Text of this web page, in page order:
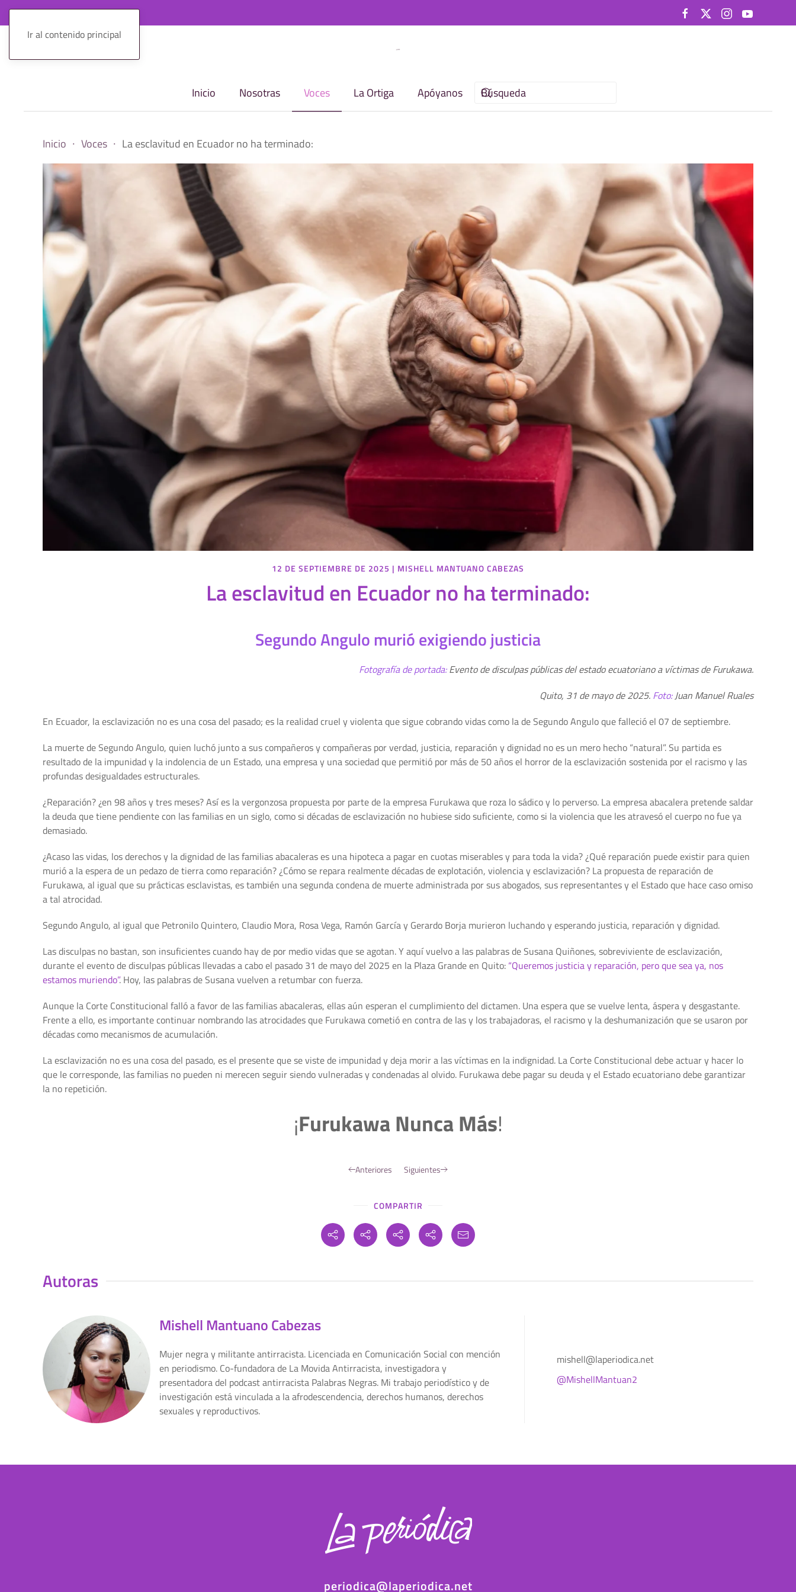
Ir al contenido principal
Inicio Nosotras Voces La Ortiga Apóyanos
Inicio Voces La esclavitud en Ecuador no ha terminado:
12 DE SEPTIEMBRE DE 2025 | MISHELL MANTUANO CABEZAS
La esclavitud en Ecuador no ha terminado:
Segundo Angulo murió exigiendo justicia
Fotografía de portada:Evento de disculpas públicas del estado ecuatoriano a víctimas de Furukawa.
Quito, 31 de mayo de 2025. Foto:Juan Manuel Ruales
En Ecuador, la esclavización no es una cosa del pasado; es la realidad cruel y violenta que sigue cobrando vidas como la de Segundo Angulo que falleció el 07 de septiembre.
La muerte de Segundo Angulo, quien luchó junto a sus compañeros y compañeras por verdad, justicia, reparación y dignidad no es un mero hecho “natural”. Su partida es
resultado de la impunidad y la indolencia de un Estado, una empresa y una sociedad que permitió por más de 50 años el horror de la esclavización sostenida por el racismo y las
profundas desigualdades estructurales.
¿Reparación? ¿en 98 años y tres meses? Así es la vergonzosa propuesta por parte de la empresa Furukawa que roza lo sádico y lo perverso. La empresa abacalera pretende saldar
la deuda que tiene pendiente con las familias en un siglo, como si décadas de esclavización no hubiese sido suficiente, como si la violencia que les atravesó el cuerpo no fue ya
demasiado.
¿Acaso las vidas, los derechos y la dignidad de las familias abacaleras es una hipoteca a pagar en cuotas miserables y para toda la vida? ¿Qué reparación puede existir para quien
murió a la espera de un pedazo de tierra como reparación? ¿Cómo se repara realmente décadas de explotación, violencia y esclavización? La propuesta de reparación de
Furukawa, al igual que su prácticas esclavistas, es también una segunda condena de muerte administrada por sus abogados, sus representantes y el Estado que hace caso omiso
a tal atrocidad.
Segundo Angulo, al igual que Petronilo Quintero, Claudio Mora, Rosa Vega, Ramón García y Gerardo Borja murieron luchando y esperando justicia, reparación y dignidad.
Las disculpas no bastan, son insuficientes cuando hay de por medio vidas que se agotan. Y aquí vuelvo a las palabras de Susana Quiñones, sobreviviente de esclavización,
durante el evento de disculpas públicas llevadas a cabo el pasado 31 de mayo del 2025 en la Plaza Grande en Quito: “Queremos justicia y reparación, pero que sea ya, nos
estamos muriendo”. Hoy, las palabras de Susana vuelven a retumbar con fuerza.
Aunque la Corte Constitucional falló a favor de las familias abacaleras, ellas aún esperan el cumplimiento del dictamen. Una espera que se vuelve lenta, áspera y desgastante.
Frente a ello, es importante continuar nombrando las atrocidades que Furukawa cometió en contra de las y los trabajadoras, el racismo y la deshumanización que se usaron por
décadas como mecanismos de acumulación.
La esclavización no es una cosa del pasado, es el presente que se viste de impunidad y deja morir a las víctimas en la indignidad. La Corte Constitucional debe actuar y hacer lo
que le corresponde, las familias no pueden ni merecen seguir siendo vulneradas y condenadas al olvido. Furukawa debe pagar su deuda y el Estado ecuatoriano debe garantizar
la no repetición.
¡Furukawa Nunca Más!
Anteriores Siguientes
COMPARTIR
Autoras
Mishell Mantuano Cabezas
Mujer negra y militante antirracista. Licenciada en Comunicación Social con mención
en periodismo. Co-fundadora de La Movida Antirracista, investigadora y
presentadora del podcast antirracista Palabras Negras. Mi trabajo periodístico y de
investigación está vinculada a la afrodescendencia, derechos humanos, derechos
sexuales y reproductivos.
mishell@laperiodica.net
@MishellMantuan2
periodica@laperiodica.net